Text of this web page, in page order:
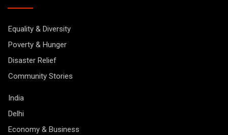
Equality & Diversity
Poverty & Hunger
Disaster Relief
Community Stories
India
Delhi
Economy & Business